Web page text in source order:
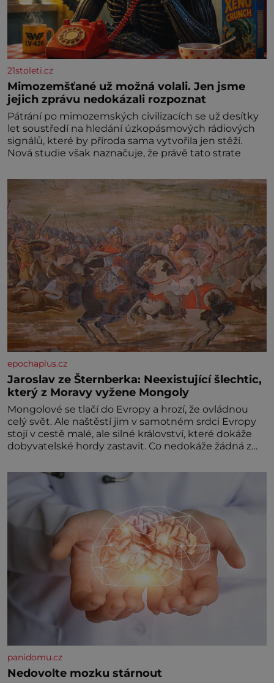
21stoleti.cz
Mimozemšťané už možná volali. Jen jsme
jejich zprávu nedokázali rozpoznat
Pátrání po mimozemských civilizacích se už desítky
let soustředí na hledání úzkopásmových rádiových
signálů, které by příroda sama vytvořila jen stěží.
Nová studie však naznačuje, že právě tato strate
epochaplus.cz
Jaroslav ze Šternberka: Neexistující šlechtic,
který z Moravy vyžene Mongoly
Mongolové se tlačí do Evropy a hrozí, že ovládnou
celý svět. Ale naštěstí jim v samotném srdci Evropy
stojí v cestě malé, ale silné království, které dokáže
dobyvatelské hordy zastavit. Co nedokáže žádná z
král. Nebo že by ne? Mongolové od roku 1223
postupují podél Kaspického a Azovského moře,
panidomu.cz
Nedovolte mozku stárnout